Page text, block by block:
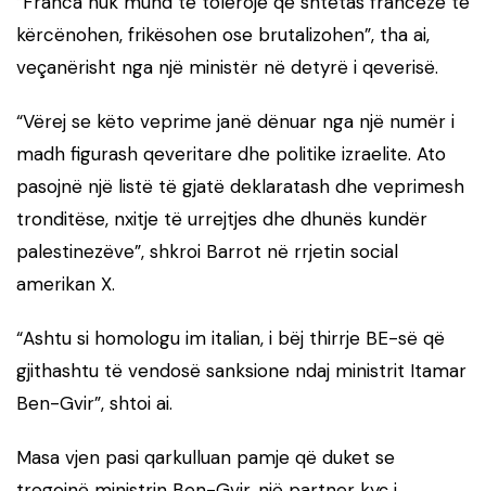
kërcënohen, frikësohen ose brutalizohen”, tha ai,
veçanërisht nga një ministër në detyrë i qeverisë.
“Vërej se këto veprime janë dënuar nga një numër i
madh figurash qeveritare dhe politike izraelite. Ato
pasojnë një listë të gjatë deklaratash dhe veprimesh
tronditëse, nxitje të urrejtjes dhe dhunës kundër
palestinezëve”, shkroi Barrot në rrjetin social
amerikan X.
“Ashtu si homologu im italian, i bëj thirrje BE-së që
gjithashtu të vendosë sanksione ndaj ministrit Itamar
Ben-Gvir”, shtoi ai.
Masa vjen pasi qarkulluan pamje që duket se